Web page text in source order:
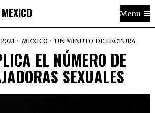
Menu
MEXICO UN MINUTO DE LECTURA
EL NÚMERO DE
SEXUALES